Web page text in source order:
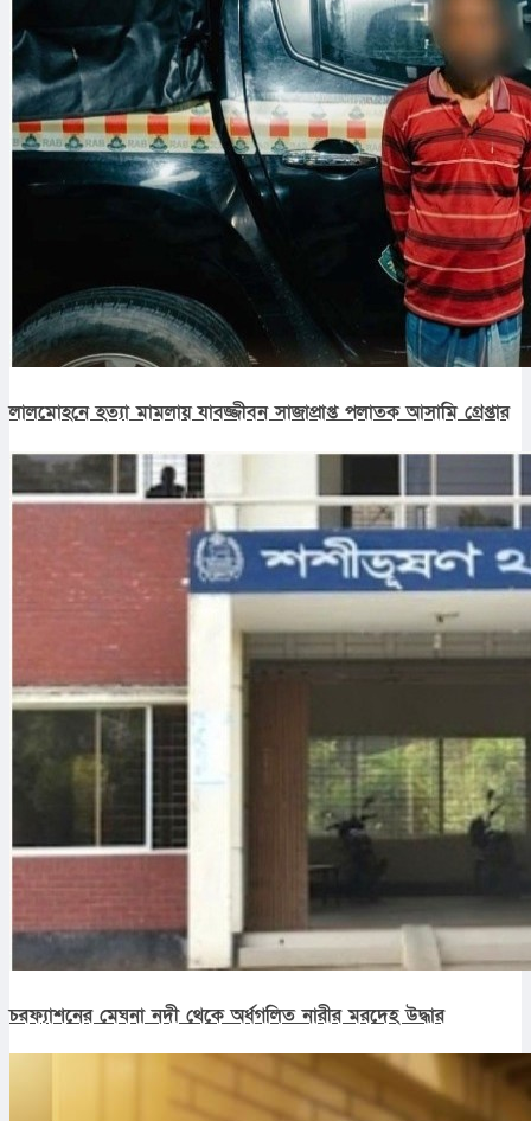
লালমোহনে হত্যা মামলায় যাবজ্জীবন সাজাপ্রাপ্ত পলাতক আসামি গ্রেপ্তার
চরফ্যাশনের মেঘনা নদী থেকে অর্ধগলিত নারীর মরদেহ উদ্ধার